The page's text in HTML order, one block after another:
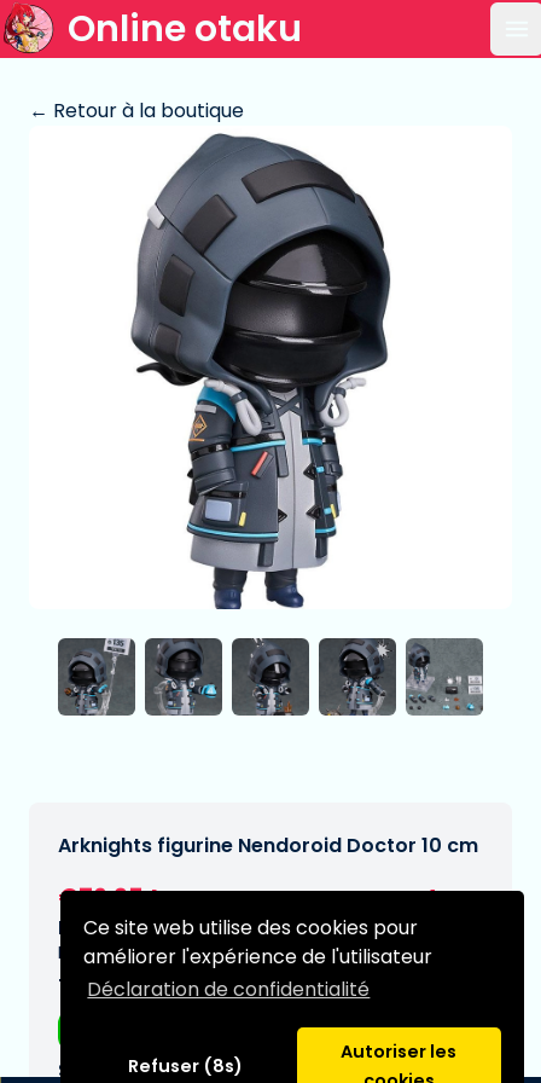
Ce site web utilise des cookies pour
améliorer l'expérience de l'utilisateur
Déclaration de confidentialité
Refuser (8s)
Autoriser les
Online otaku
← Retour à la boutique
Arknights figurine Nendoroid Doctor 10 cm
€76,95
Date de livraison prévue:
N/A
Type:
Série: